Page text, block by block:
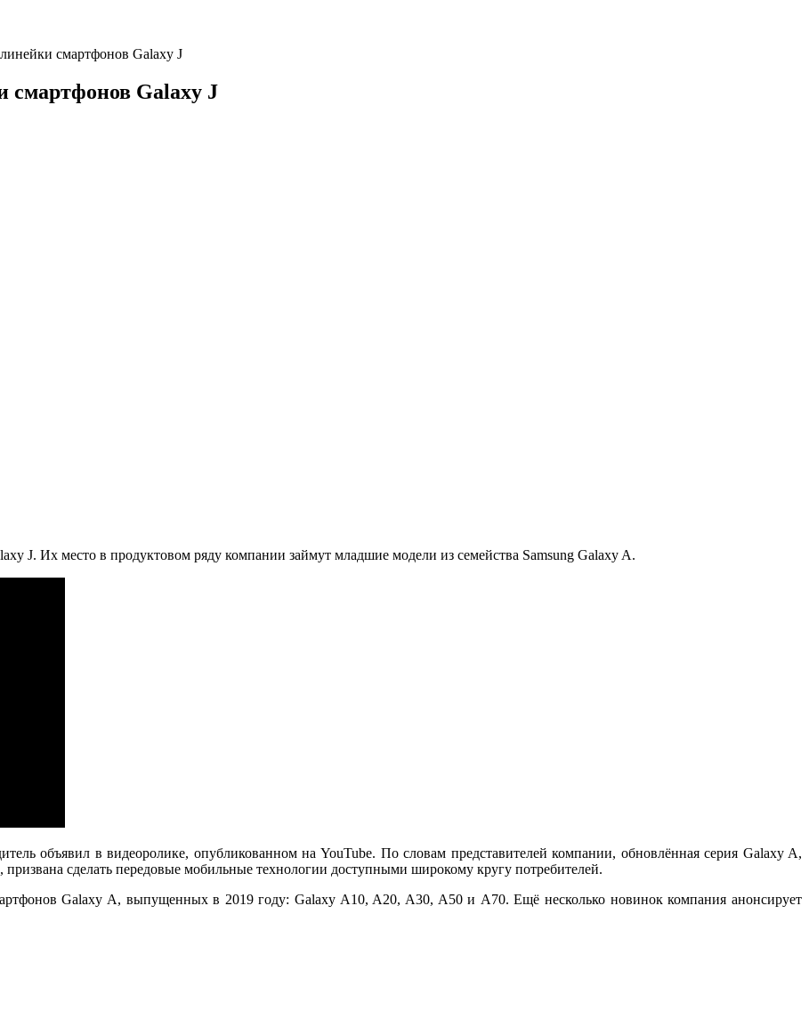
линейки смартфонов Galaxy J
смартфонов Galaxy J
J. Их место в продуктовом ряду компании займут младшие модели из семейства Samsung Galaxy A.
объявил в видеоролике, опубликованном на YouTube. По словам представителей компании, обновлённая серия Galaxy A,
сделать передовые мобильные технологии доступными широкому кругу потребителей.
Galaxy A, выпущенных в 2019 году: Galaxy A10, A20, A30, A50 и A70. Ещё несколько новинок компания анонсирует